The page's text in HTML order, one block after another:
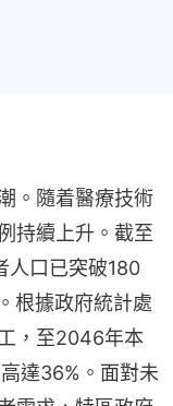
。隨着醫療技術
持續上升。截至
人口已突破180
根據政府統計處
，至2046年本
達36%。面對未